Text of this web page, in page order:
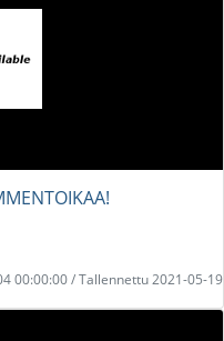
00:00:00 / Tallennettu 2021-05-19